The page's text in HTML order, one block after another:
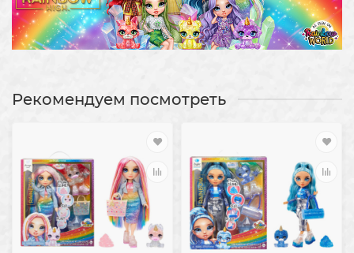
Рекомендуем посмотреть